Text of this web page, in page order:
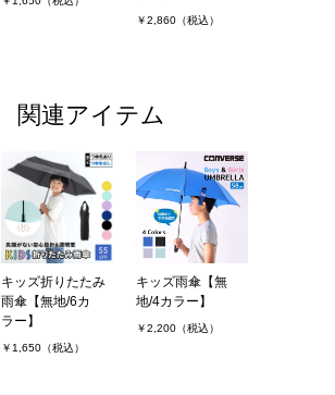
￥2,860（税込）
関連アイテム
キッズ折りたたみ
雨傘【無地/6カ
ラー】
￥1,650（税込）
キッズ雨傘【無
地/4カラー】
￥2,200（税込）